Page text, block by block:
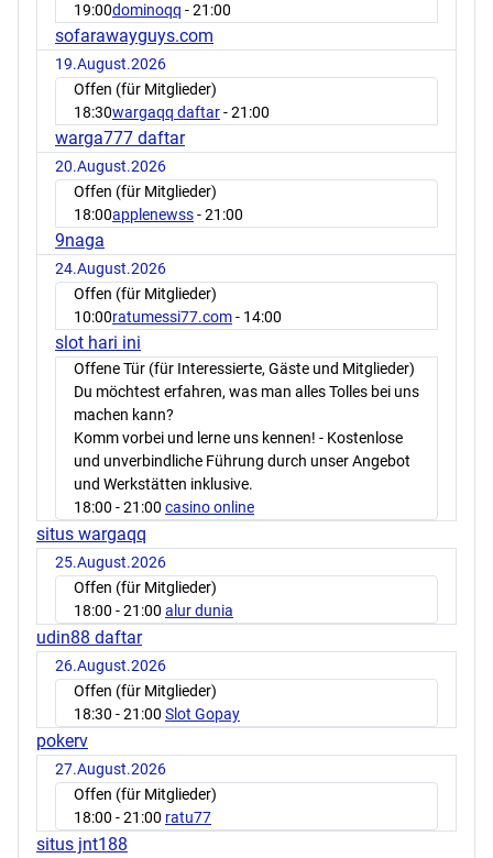
19:00dominoqq - 21:00
sofarawayguys.com
19.August.2026
Offen (für Mitglieder)
18:30wargaqq daftar- 21:00
warga777 daftar
20.August.2026
Offen (für Mitglieder)
18:00applenewss- 21:00
9naga
24.August.2026
Offen (für Mitglieder)
10:00ratumessi77.com- 14:00
slot hari ini
Offene Tür (für Interessierte, Gäste und Mitglieder)
Du möchtest erfahren, was man alles Tolles bei uns
machen kann?
Komm vorbei und lerne uns kennen! - Kostenlose
und unverbindliche Führung durch unser Angebot
und Werkstätten inklusive.
18:00 - 21:00 casino online
situs wargaqq
25.August.2026
Offen (für Mitglieder)
18:00 - 21:00 alur dunia
udin88 daftar
26.August.2026
Offen (für Mitglieder)
18:30 - 21:00 Slot Gopay
pokerv
27.August.2026
Offen (für Mitglieder)
18:00 - 21:00 ratu77
situs jnt188